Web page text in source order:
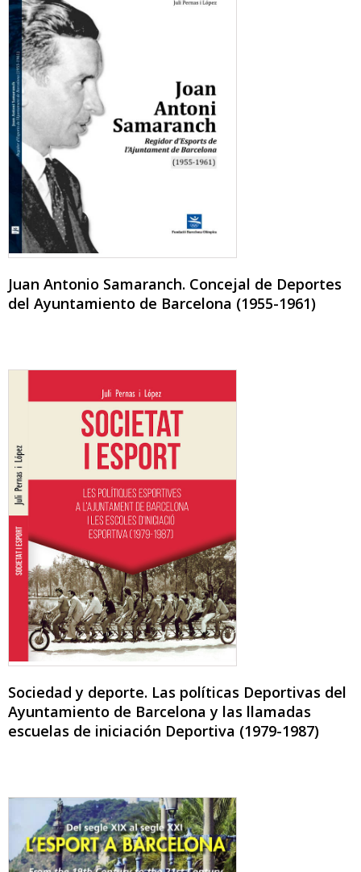
Juan Antonio Samaranch. Concejal de Deportes
del Ayuntamiento de Barcelona (1955-1961)
Sociedad y deporte. Las políticas Deportivas del
Ayuntamiento de Barcelona y las llamadas
escuelas de iniciación Deportiva (1979-1987)